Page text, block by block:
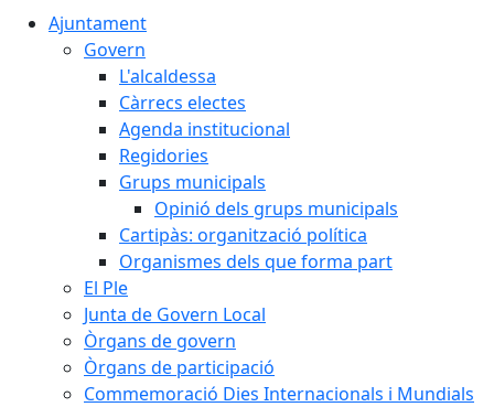
Ajuntament
Govern
L'alcaldessa
Càrrecs electes
Agenda institucional
Regidories
Grups municipals
Opinió dels grups municipals
Cartipàs: organització política
Organismes dels que forma part
El Ple
Junta de Govern Local
Òrgans de govern
Òrgans de participació
Commemoració Dies Internacionals i Mundials